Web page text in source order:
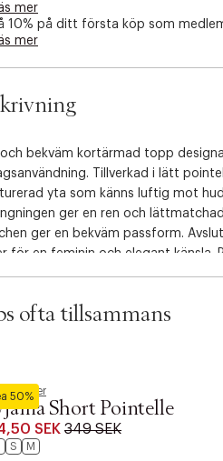
k
k
mer
10% på ditt första köp som
mer
och bekväm kortärmad topp
Tillverkad i lätt
yta som känns luftig mot
ger en ren och
ger en bekväm passform.
för en feminin och elegant känsla.
med dina favoritplagg.
ofta tillsammans
50%
Short Pointelle
SEK 349 SEK
S M